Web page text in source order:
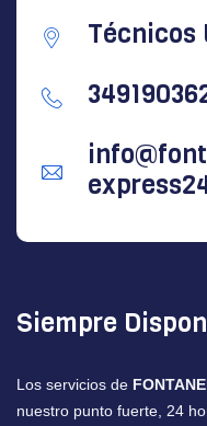
Técnicos
Siempre
Los servicios de
nuestro punto fuerte, 24